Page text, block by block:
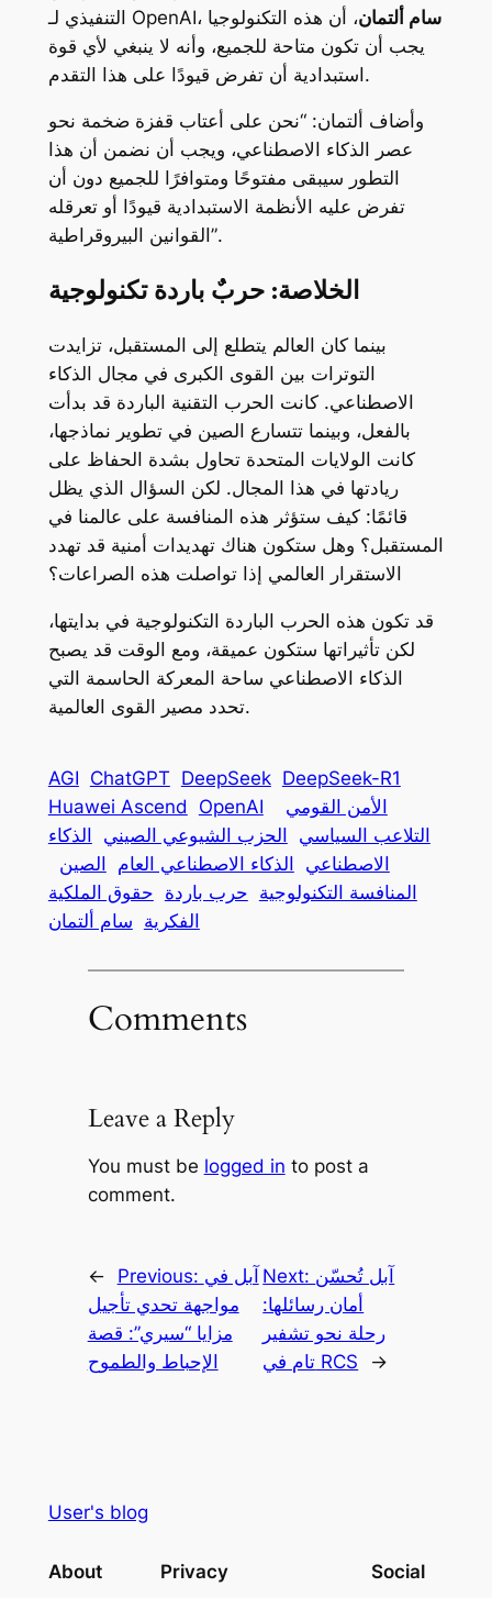
التنفيذي لـ OpenAI، سام ألتمان، أن هذه التكنولوجيا
يجب أن تكون متاحة للجميع، وأنه لا ينبغي لأي قوة
استبدادية أن تفرض قيودًا على هذا التقدم.
وأضاف ألتمان: “نحن على أعتاب قفزة ضخمة نحو
عصر الذكاء الاصطناعي، ويجب أن نضمن أن هذا
التطور سيبقى مفتوحًا ومتوافرًا للجميع دون أن
تفرض عليه الأنظمة الاستبدادية قيودًا أو تعرقله
القوانين البيروقراطية”.
الخلاصة: حربٌ باردة تكنولوجية
بينما كان العالم يتطلع إلى المستقبل، تزايدت
التوترات بين القوى الكبرى في مجال الذكاء
الاصطناعي. كانت الحرب التقنية الباردة قد بدأت
بالفعل، وبينما تتسارع الصين في تطوير نماذجها،
كانت الولايات المتحدة تحاول بشدة الحفاظ على
ريادتها في هذا المجال. لكن السؤال الذي يظل
قائمًا: كيف ستؤثر هذه المنافسة على عالمنا في
المستقبل؟ وهل ستكون هناك تهديدات أمنية قد تهدد
الاستقرار العالمي إذا تواصلت هذه الصراعات؟
قد تكون هذه الحرب الباردة التكنولوجية في بدايتها،
لكن تأثيراتها ستكون عميقة، ومع الوقت قد يصبح
الذكاء الاصطناعي ساحة المعركة الحاسمة التي
تحدد مصير القوى العالمية.
AGI ChatGPT DeepSeek DeepSeek-R1
Huawei Ascend
OpenAI
الأمن القومي
التلاعب السياسي الحزب الشيوعي الصيني الذكاء
الاصطناعي الذكاء الاصطناعي العام الصين
المنافسة التكنولوجية حرب باردة حقوق الملكية
الفكرية سام ألتمان
Comments
Leave a Reply
You must be logged in to post a
comment.
← Previous: آبل في
مواجهة تحدي تأجيل
مزايا “سيري”: قصة
الإحباط والطموح
Next: آبل تُحسّن
أمان رسائلها:
رحلة نحو تشفير
تام في RCS
→
User's blog
About Privacy Social